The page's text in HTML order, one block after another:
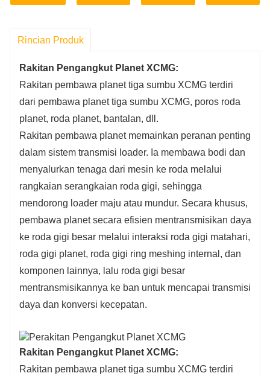
6. Penyimpanan pabrik, pengiriman,
Rincian Produk
Rakitan Pengangkut Planet XCMG:
Rakitan pembawa planet tiga sumbu XCMG terdiri
dari pembawa planet tiga sumbu XCMG, poros roda
planet, roda planet, bantalan, dll.
Rakitan pembawa planet memainkan peranan penting
dalam sistem transmisi loader. Ia membawa bodi dan
menyalurkan tenaga dari mesin ke roda melalui
rangkaian serangkaian roda gigi, sehingga
mendorong loader maju atau mundur. Secara khusus,
pembawa planet secara efisien mentransmisikan daya
ke roda gigi besar melalui interaksi roda gigi matahari,
roda gigi planet, roda gigi ring meshing internal, dan
komponen lainnya, lalu roda gigi besar
mentransmisikannya ke ban untuk mencapai transmisi
daya dan konversi kecepatan.
Rakitan Pengangkut Planet XCMG:
Rakitan pembawa planet tiga sumbu XCMG terdiri